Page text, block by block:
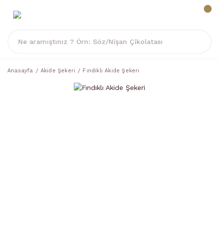
Anasayfa Akide Şekeri Fındıklı Akide Şekeri